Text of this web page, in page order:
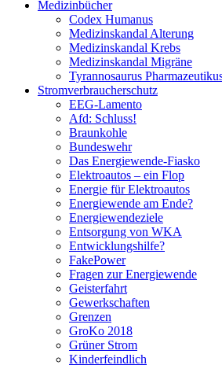
Medizinbücher
Codex Humanus
Medizinskandal Alterung
Medizinskandal Krebs
Medizinskandal Migräne
Tyrannosaurus
Stromverbraucherschutz
EEG-Lamento
Afd: Schluss!
Braunkohle
Bundeswehr
Das Energiewende-Fiasko
Elektroautos – ein Flop
Energie für Elektroautos
Energiewende am Ende?
Energiewendeziele
Entsorgung von WKA
Entwicklungshilfe?
FakePower
Fragen zur Energiewende
Geisterfahrt
Gewerkschaften
Grenzen
GroKo 2018
Grüner Strom
Kinderfeindlich